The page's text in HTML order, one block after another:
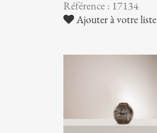
Référence : 17134
Ajouter à votre liste